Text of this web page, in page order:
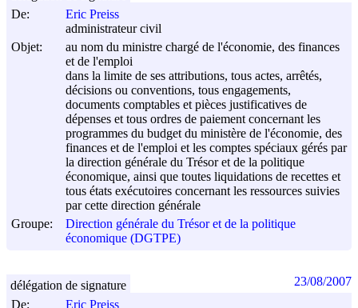
De:
Eric Preiss
administrateur civil
Objet:
au nom du ministre chargé de l'économie, des finances
et de l'emploi
dans la limite de ses attributions, tous actes, arrêtés,
décisions ou conventions, tous engagements,
documents comptables et pièces justificatives de
dépenses et tous ordres de paiement concernant les
programmes du budget du ministère de l'économie, des
finances et de l'emploi et les comptes spéciaux gérés par
la direction générale du Trésor et de la politique
économique, ainsi que toutes liquidations de recettes et
tous états exécutoires concernant les ressources suivies
par cette direction générale
Groupe:
Direction générale du Trésor et de la politique
économique (DGTPE)
De: Eric Preiss
délégation de signature 23/08/2007